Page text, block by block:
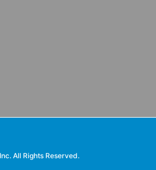
All Rights Reserved.